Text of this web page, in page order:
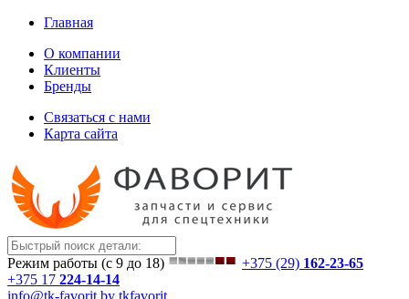
Главная
О компании
Клиенты
Бренды
Связаться с нами
Карта сайта
Режим работы (с 9 до 18) +375 (29) 162-23-65
+375 17 224-14-14
info@tk-favorit.by tkfavorit